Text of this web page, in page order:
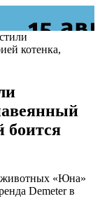
котенка,
боится
животных «Юна»
Demeter в